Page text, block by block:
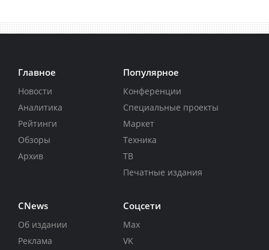
Главное
Новости
Аналитика
Рейтинги
Обзоры
Архив
Популярное
Конференции
Специальные проекты
Маркет
Техника
ТВ
Печатные издания
CNews
Об издании
Реклама
Соцсети
Max
VK